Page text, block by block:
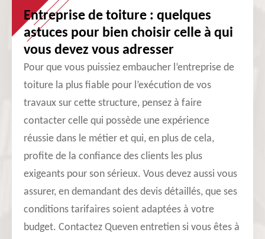
Entreprise de toiture : quelques
astuces pour bien choisir celle à qui
vous devez vous adresser
Pour que vous puissiez embaucher l’entreprise de
toiture la plus fiable pour l’exécution de vos
travaux sur cette structure, pensez à faire
contacter celle qui possède une expérience
réussie dans le métier et qui, en plus de cela,
profite de la confiance des clients les plus
exigeants pour son sérieux. Vous devez aussi vous
assurer, en demandant des devis détaillés, que ses
conditions tarifaires soient adaptées à votre
budget. Contactez Queven entretien si vous êtes à